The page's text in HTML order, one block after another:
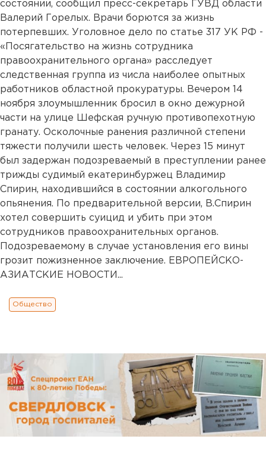
состоянии, сообщил пресс-секретарь ГУВД области
Валерий Горелых. Врачи борются за жизнь
потерпевших. Уголовное дело по статье 317 УК РФ -
«Посягательство на жизнь сотрудника
правоохранительного органа» расследует
следственная группа из числа наиболее опытных
работников областной прокуратуры. Вечером 14
ноября злоумышленник бросил в окно дежурной
части на улице Шефская ручную противопехотную
гранату. Осколочные ранения различной степени
тяжести получили шесть человек. Через 15 минут
был задержан подозреваемый в преступлении ранее
трижды судимый екатеринбуржец Владимир
Спирин, находившийся в состоянии алкогольного
опьянения. По предварительной версии, В.Спирин
хотел совершить суицид и убить при этом
сотрудников правоохранительных органов.
Подозреваемому в случае установления его вины
грозит пожизненное заключение. ЕВРОПЕЙСКО-
АЗИАТСКИЕ НОВОСТИ...
Общество